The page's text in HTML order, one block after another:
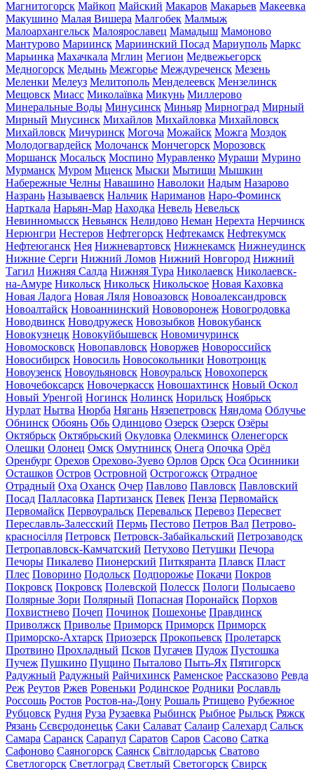
Магнитогорск Майкоп Майский Макаров Макарьев Макеевка
Макушино Малая Вишера Малгобек Малмыж
Малоархангельск Малоярославец Мамадыш Мамоново
Мантурово Мариинск Мариинский Посад Мариуполь Маркс
Марьинка Махачкала Мглин Мегион Медвежьегорск
Медногорск Медынь Межгорье Междуреченск Мезень
Меленки Мелеуз Мелитополь Менделеевск Мензелинск
Мещовск Миасс Миколаївка Микунь Миллерово
Минеральные Воды Минусинск Миньяр Мирноград Мирный
Мирный Миусинск Михайлов Михайловка Михайловск
Михайловск Мичуринск Могоча Можайск Можга Моздок
Молодогвардейск Молочанск Мончегорск Морозовск
Моршанск Мосальск Моспино Муравленко Мураши Мурино
Мурманск Муром Мценск Мыски Мытищи Мышкин
Набережные Челны Навашино Наволоки Надым Назарово
Назрань Называевск Нальчик Нариманов Наро-Фоминск
Нарткала Нарьян-Мар Находка Невель Невельск
Невинномысск Невьянск Нелидово Неман Нерехта Нерчинск
Нерюнгри Нестеров Нефтегорск Нефтекамск Нефтекумск
Нефтеюганск Нея Нижневартовск Нижнекамск Нижнеудинск
Нижние Серги Нижний Ломов Нижний Новгород Нижний
Тагил Нижняя Салда Нижняя Тура Николаевск Николаевск-
на-Амуре Никольск Никольск Никольское Новая Каховка
Новая Ладога Новая Ляля Новоазовск Новоалександровск
Новоалтайск Новоаннинский Нововоронеж Новогродовка
Новодвинск Новодружеск Новозыбков Новокубанск
Новокузнецк Новокуйбышевск Новомичуринск
Новомосковск Новопавловск Новоржев Новороссийск
Новосибирск Новосиль Новосокольники Новотроицк
Новоузенск Новоульяновск Новоуральск Новохоперск
Новочебоксарск Новочеркасск Новошахтинск Новый Оскол
Новый Уренгой Ногинск Нолинск Норильск Ноябрьск
Нурлат Нытва Нюрба Нягань Нязепетровск Няндома Облучье
Обнинск Обоянь Обь Одинцово Озерск Озерск Озёры
Октябрьск Октябрьский Окуловка Олекминск Оленегорск
Олешки Олонец Омск Омутнинск Онега Опочка Орёл
Оренбург Орехов Орехово-Зуево Орлов Орск Оса Осинники
Осташков Остров Островной Острогожск Отрадное
Отрадный Оха Оханск Очер Павлово Павловск Павловский
Посад Палласовка Партизанск Певек Пенза Первомайск
Первомайск Первоуральск Перевальск Перевоз Пересвет
Переславль-Залесский Пермь Пестово Петров Вал Петрово-
красносілля Петровск Петровск-Забайкальский Петрозаводск
Петропавловск-Камчатский Петухово Петушки Печора
Печоры Пикалево Пионерский Питкяранта Плавск Пласт
Плес Поворино Подольск Подпорожье Покачи Покров
Покровск Покровск Полевской Полесск Пологи Полысаево
Полярные Зори Полярный Попасная Поронайск Порхов
Похвистнево Почеп Починок Пошехонье Правдинск
Приволжск Приволье Приморск Приморск Приморск
Приморско-Ахтарск Приозерск Прокопьевск Пролетарск
Протвино Прохладный Псков Пугачев Пудож Пустошка
Пучеж Пушкино Пущино Пыталово Пыть-Ях Пятигорск
Радужный Радужный Райчихинск Раменское Рассказово Ревда
Реж Реутов Ржев Ровеньки Родинское Родники Рославль
Россошь Ростов Ростов-на-Дону Рошаль Ртищево Рубежное
Рубцовск Рудня Руза Рузаевка Рыбинск Рыбное Рыльск Ряжск
Рязань Сєвєродонецьк Саки Салават Салаир Салехард Сальск
Самара Саранск Сарапул Саратов Саров Сасово Сатка
Сафоново Саяногорск Саянск Світлодарськ Сватово
Светлогорск Светлоград Светлый Светогорск Свирск